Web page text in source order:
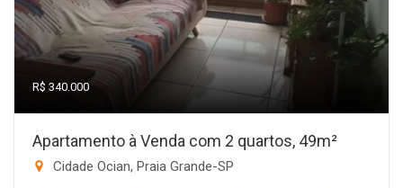
R$ 340.000
Apartamento à Venda com 2 quartos, 49m²
Cidade Ocian, Praia Grande-SP